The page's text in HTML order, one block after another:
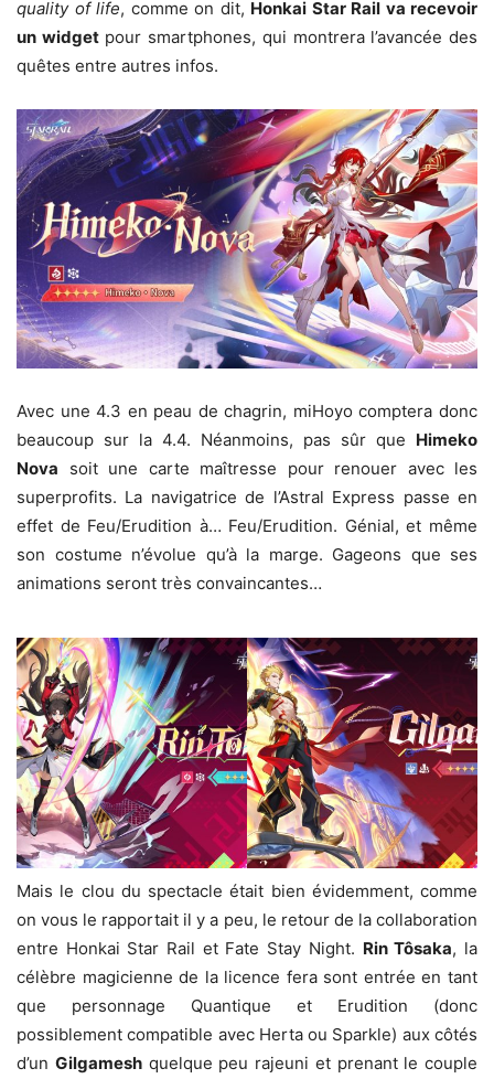
quality of life, comme on dit, Honkai Star Rail va recevoir
un widgetpour smartphones, qui montrera l’avancée des
quêtes entre autres infos.
Avec une 4.3 en peau de chagrin, miHoyo comptera donc
beaucoup sur la 4.4. Néanmoins, pas sûr que Himeko
Nova soit une carte maîtresse pour renouer avec les
superprofits. La navigatrice de l’Astral Express passe en
effet de Feu/Erudition à… Feu/Erudition. Génial, et même
son costume n’évolue qu’à la marge. Gageons que ses
animations seront très convaincantes…
Mais le clou du spectacle était bien évidemment, comme
on vous le rapportait il y a peu, le retour de la collaboration
entre Honkai Star Rail et Fate Stay Night. Rin Tôsaka, la
célèbre magicienne de la licence fera sont entrée en tant
que personnage Quantique et Erudition (donc
possiblement compatible avec Herta ou Sparkle) aux côtés
d’un Gilgameshquelque peu rajeuni et prenant le couple